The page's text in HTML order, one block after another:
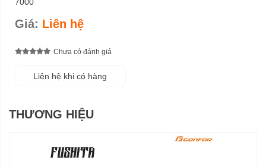
Giá: Liên hệ
Chưa có đánh giá
Liên hệ khi có hàng
THƯƠNG HIỆU